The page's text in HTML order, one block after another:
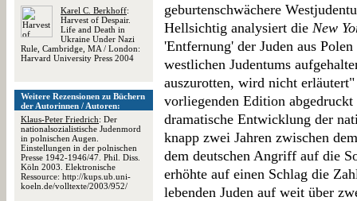
Karel C. Berkhoff:
Harvest of Despair.
Life and Death in
Ukraine Under Nazi
Rule, Cambridge, MA / London:
Harvard University Press 2004
Weitere Rezensionen zu Büchern
der Autorinnen / Autoren:
Klaus-Peter Friedrich: Der
nationalsozialistische Judenmord
in polnischen Augen.
Einstellungen in der polnischen
Presse 1942-1946/47. Phil. Diss.
Köln 2003. Elektronische
Ressource: http://kups.ub.uni-
koeln.de/volltexte/2003/952/
geburtenschwächere
Hellsichtig analysiert die New
'Entfernung' der Juden aus
westlichen Judentums
auszurotten, wird nicht
vorliegenden Edition
dramatische Entwicklung der
knapp zwei Jahren zwischen
dem deutschen Angriff auf die
erhöhte auf einen Schlag die
lebenden Juden auf weit über